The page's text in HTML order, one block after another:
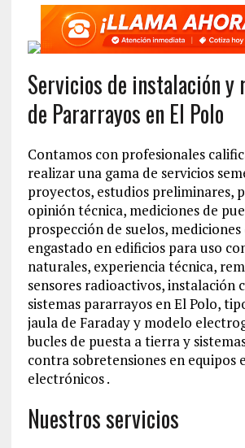
Servicios de instalación y
de Pararrayos en El Polo
Contamos con profesionales
realizar una gama de servicios
proyectos, estudios preliminares,
opinión técnica, mediciones de
prospección de suelos,
engastado en edificios para uso
naturales, experiencia técnica,
sensores radioactivos, instalación
sistemas pararrayos en El Polo,
jaula de Faraday y modelo
bucles de puesta a tierra y
contra sobretensiones en equipos
electrónicos .
Nuestros servicios